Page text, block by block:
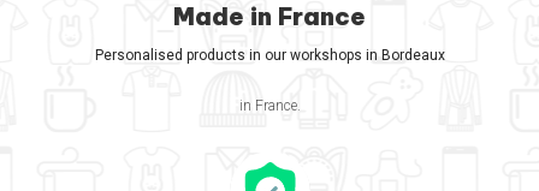
Made in France
Personalised products in our workshops in Bordeaux
in France.